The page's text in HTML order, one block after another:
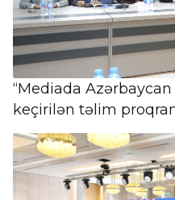
“Mediada
keçirilən təlim